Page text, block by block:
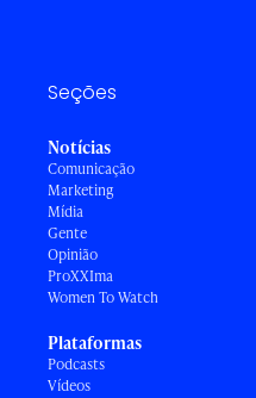
Seções
Notícias
Comunicação
Marketing
Mídia
Gente
Opinião
ProXXIma
Women To Watch
Plataformas
Podcasts
Vídeos